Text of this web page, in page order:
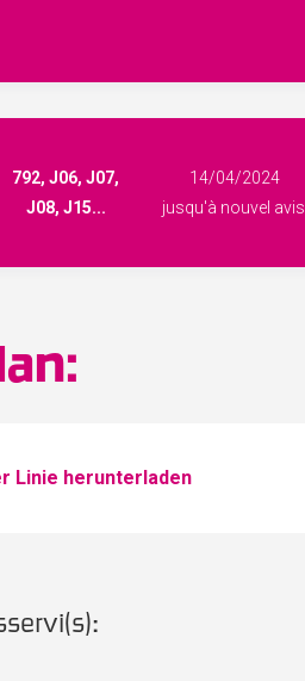
792, J06, J07,
J08, J15...
14/04/2024
jusqu'à nouvel avis.
Linie herunterladen